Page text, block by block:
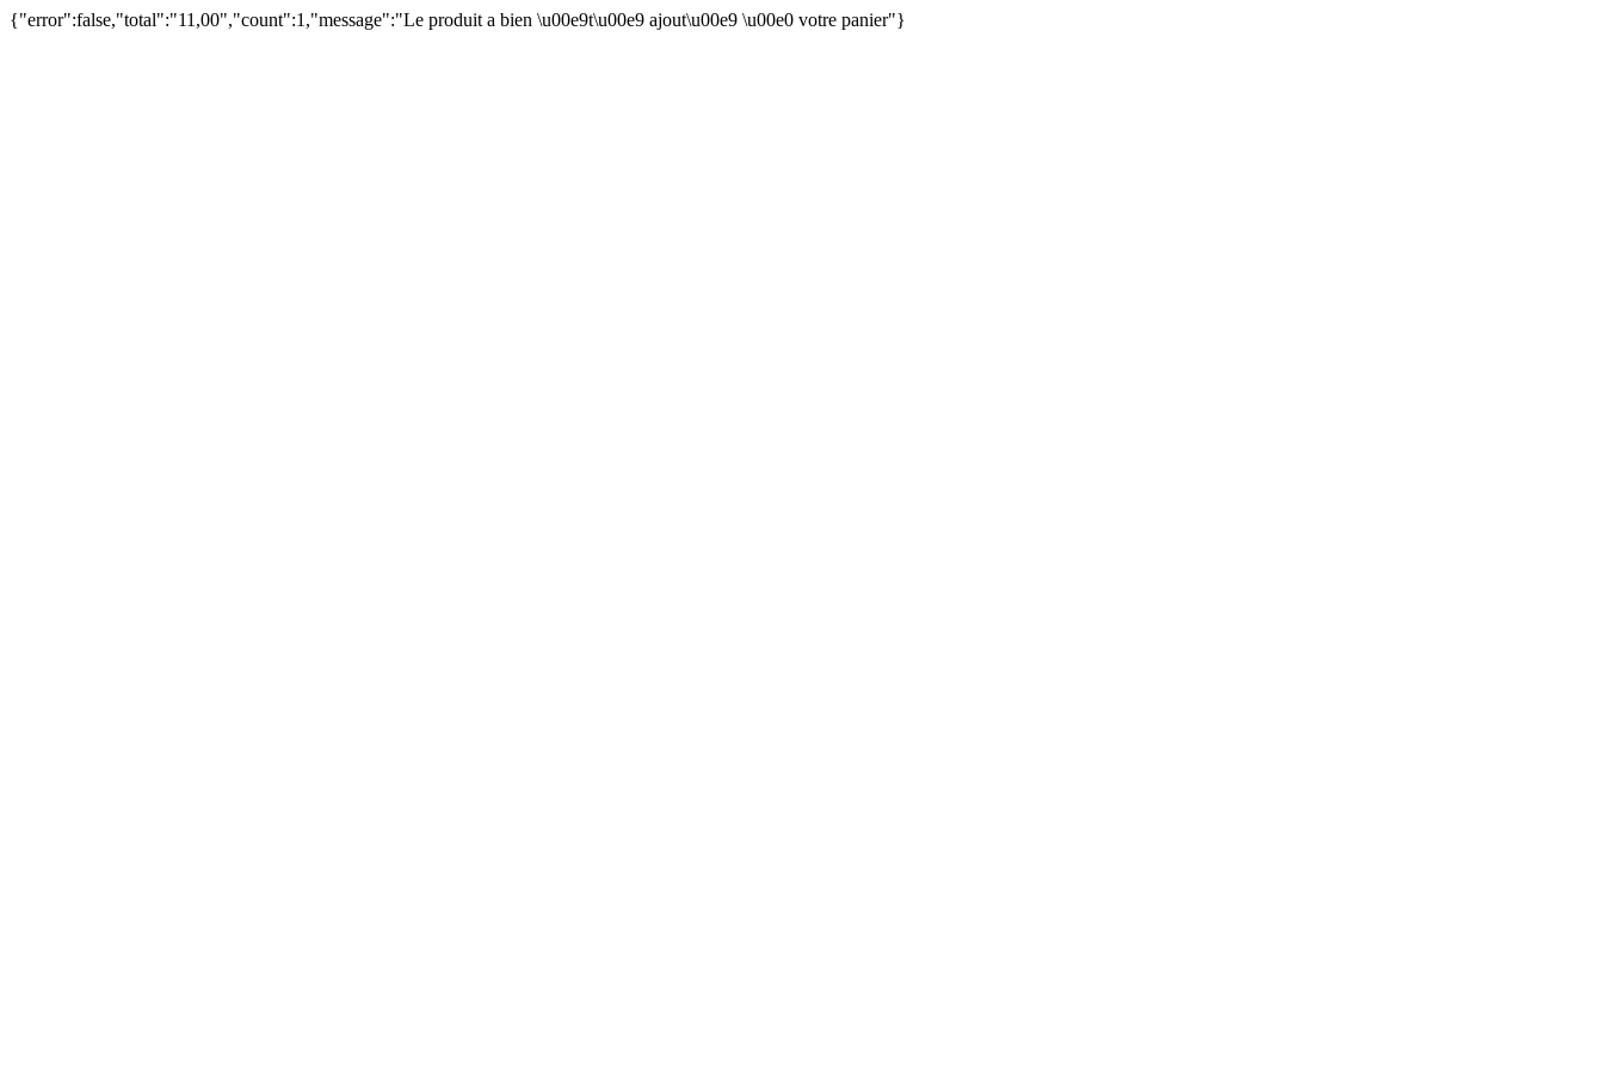
{"error":false,"total":"11,00","count":1,"message":"Le produit a bien \u00e9t\u00e9 ajout\u00e9 \u00e0 votre panier"}